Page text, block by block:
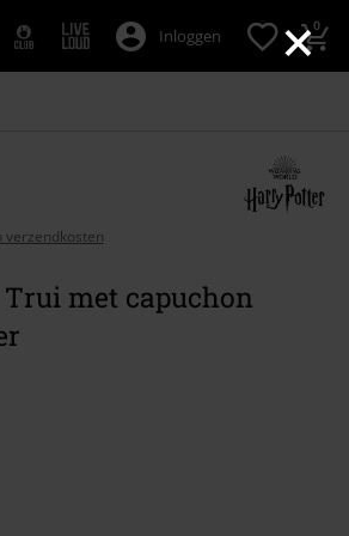
×
Inloggen 0
verzendkosten
Trui met capuchon